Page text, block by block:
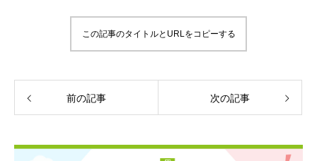
この記事のタイトルとURLをコピーする
前の記事 次の記事